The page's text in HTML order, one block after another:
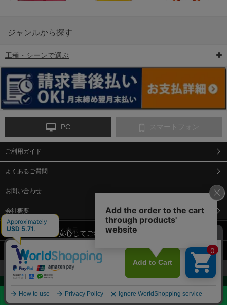
お見積・ご購入へ
6-矢印板/LED矢印板
ンス
9-点字マット・タイ
12-安全ベスト
13-誘導灯・誘導棒・
合図灯・手旗
14-ライフジャケット
ジャンルから探す
工種・シーンで選ぶ
PC スマートフォン
ご利用ガイド
よくあるご質問
お問い合わせ
会社概要
特定商取引法に基づく表示
個人情報保護方針
Copyright© 2018 Sendaimeiban All Rights Reserved.
当サイトでは、安心してご利用いただくため（なりすまし防止
等）、またサイトの利便性向上のため、クッキー(Cookie)を使用
しています。 サイトのクッキー(Cookie)の使用に関しては、「プ
ライバシーポリシー」をお読みください。